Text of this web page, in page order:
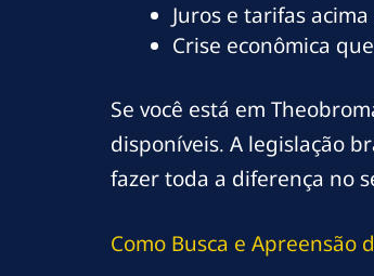
Juros e tarifas
Crise econômica
Se você está em
disponíveis. A legislação
fazer toda a diferença no
Como Busca e Apreensão